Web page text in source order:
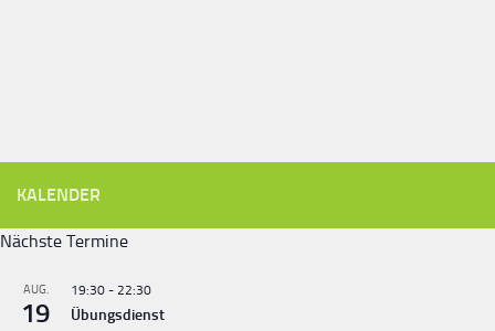
KALENDER
Nächste Termine
AUG.
19
19:30 - 22:30
Übungsdienst